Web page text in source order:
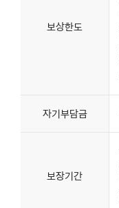
보상한도
자기부담금
보장기간